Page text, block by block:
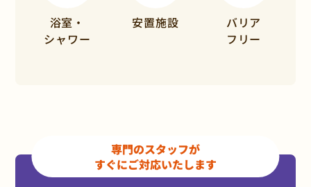
浴室・
シャワー
安置施設
バリア
フリー
専門のスタッフが
すぐにご対応いたします